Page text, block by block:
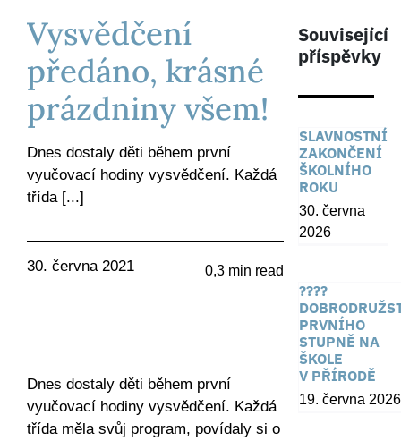
Náš tým
Aktuality
Kontakty
Vysvědčení
předáno, krásné
prázdniny všem!
Dnes dostaly děti během první
vyučovací hodiny vysvědčení. Každá
třída [...]
30. června 2021 0,3 min read
Dnes dostaly děti během první
vyučovací hodiny vysvědčení. Každá
třída měla svůj program, povídaly si o
Související
příspěvky
SLAVNOSTNÍ
ZAKONČENÍ
ŠKOLNÍHO
ROKU
30. června
2026
????
PRVNÍHO
STUPNĚ NA
ŠKOLE
V PŘÍRODĚ
19. června 2026